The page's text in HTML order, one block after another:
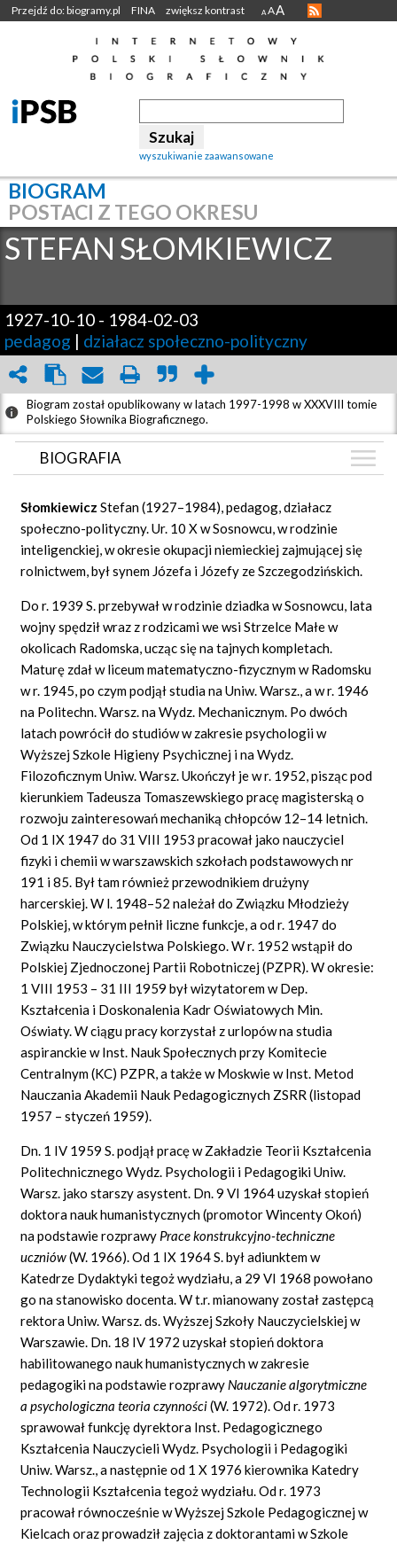
Przejdź do: biogramy.pl FINA zwiększ kontrast A AA
wyszukiwanie zaawansowane
BIOGRAM
POSTACI Z TEGO OKRESU
STEFAN SŁOMKIEWICZ
1927-10-10 - 1984-02-03
pedagog | działacz społeczno-polityczny
Biogram został opublikowany w latach 1997-1998 w XXXVIII tomie
Polskiego Słownika Biograficznego.
BIOGRAFIA
GRAF POWIĄZAŃ
DYSKUSJA
Mapa
SłomkiewiczStefan (1927–1984), pedagog, działacz
społeczno-polityczny. Ur. 10 X w Sosnowcu, w rodzinie
inteligenckiej, w okresie okupacji niemieckiej zajmującej się
rolnictwem, był synem Józefa i Józefy ze Szczegodzińskich.
Do r. 1939 S. przebywał w rodzinie dziadka w Sosnowcu, lata
wojny spędził wraz z rodzicami we wsi Strzelce Małe w
okolicach Radomska, ucząc się na tajnych kompletach.
Maturę zdał w liceum matematyczno-fizycznym w Radomsku
w r. 1945, po czym podjął studia na Uniw. Warsz., a w r. 1946
na Politechn. Warsz. na Wydz. Mechanicznym. Po dwóch
latach powrócił do studiów w zakresie psychologii w
Wyższej Szkole Higieny Psychicznej i na Wydz.
Filozoficznym Uniw. Warsz. Ukończył je w r. 1952, pisząc pod
kierunkiem Tadeusza Tomaszewskiego pracę magisterską o
rozwoju zainteresowań mechaniką chłopców 12–14 letnich.
Od 1 IX 1947 do 31 VIII 1953 pracował jako nauczyciel
fizyki i chemii w warszawskich szkołach podstawowych nr
191 i 85. Był tam również przewodnikiem drużyny
harcerskiej. W l. 1948–52 należał do Związku Młodzieży
Polskiej, w którym pełnił liczne funkcje, a od r. 1947 do
Związku Nauczycielstwa Polskiego. W r. 1952 wstąpił do
Polskiej Zjednoczonej Partii Robotniczej (PZPR). W okresie:
1 VIII 1953 – 31 III 1959 był wizytatorem w Dep.
Kształcenia i Doskonalenia Kadr Oświatowych Min.
Oświaty. W ciągu pracy korzystał z urlopów na studia
aspiranckie w Inst. Nauk Społecznych przy Komitecie
Centralnym (KC) PZPR, a także w Moskwie w Inst. Metod
Nauczania Akademii Nauk Pedagogicznych ZSRR (listopad
1957 – styczeń 1959).
Dn. 1 IV 1959 S. podjął pracę w Zakładzie Teorii Kształcenia
Politechnicznego Wydz. Psychologii i Pedagogiki Uniw.
Warsz. jako starszy asystent. Dn. 9 VI 1964 uzyskał stopień
doktora nauk humanistycznych (promotor Wincenty Okoń)
na podstawie rozprawy Prace konstrukcyjno-techniczne
uczniów(W. 1966). Od 1 IX 1964 S. był adiunktem w
Katedrze Dydaktyki tegoż wydziału, a 29 VI 1968 powołano
go na stanowisko docenta. W t.r. mianowany został zastępcą
rektora Uniw. Warsz. ds. Wyższej Szkoły Nauczycielskiej w
Warszawie. Dn. 18 IV 1972 uzyskał stopień doktora
habilitowanego nauk humanistycznych w zakresie
pedagogiki na podstawie rozprawy Nauczanie algorytmiczne
a psychologiczna teoria czynności(W. 1972). Od r. 1973
sprawował funkcję dyrektora Inst. Pedagogicznego
Kształcenia Nauczycieli Wydz. Psychologii i Pedagogiki
Uniw. Warsz., a następnie od 1 X 1976 kierownika Katedry
Technologii Kształcenia tegoż wydziału. Od r. 1973
pracował równocześnie w Wyższej Szkole Pedagogicznej w
Kielcach oraz prowadził zajęcia z doktorantami w Szkole